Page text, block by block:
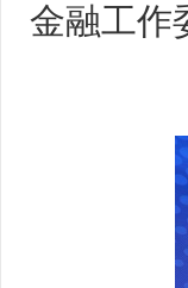
金融工作